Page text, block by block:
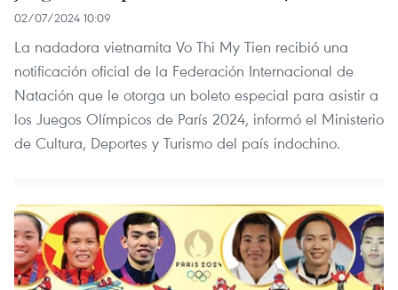
02/07/2024 10:09
La nadadora vietnamita Vo Thi My Tien recibió una
notificación oficial de la Federación Internacional de
Natación que le otorga un boleto especial para asistir a
los Juegos Olímpicos de París 2024, informó el Ministerio
de Cultura, Deportes y Turismo del país indochino.